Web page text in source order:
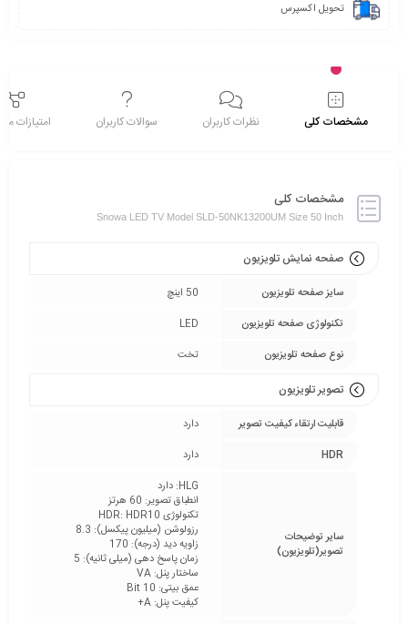
تحویل اکسپرس
مشخصات کلی نظرات کاربران سوالات کاربران امتیازات
مشخصات کلی
Snowa LED TV Model SLD-50NK13200UM Size 50 Inch
صفحه نمایش تلویزیون
سایز صفحه تلویزیون
50 اینچ
تکنولوژی صفحه تلویزیون
LED
نوع صفحه تلویزیون
تخت
تصویر تلویزیون
قابلیت ارتقاء کیفیت تصویر
دارد
HDR
دارد
سایر توضیحات
تصویر(تلویزیون)
HLG: دارد
انطباق تصویر: 60 هرتز
تکنولوژی HDR: HDR10
رزولوشن (میلیون پیکسل): 8.3
زاویه دید (درجه): 170
زمان پاسخ دهی (میلی ثانیه): 5
ساختار پنل: VA
عمق بیتی: 10 Bit
کیفیت پنل: A+